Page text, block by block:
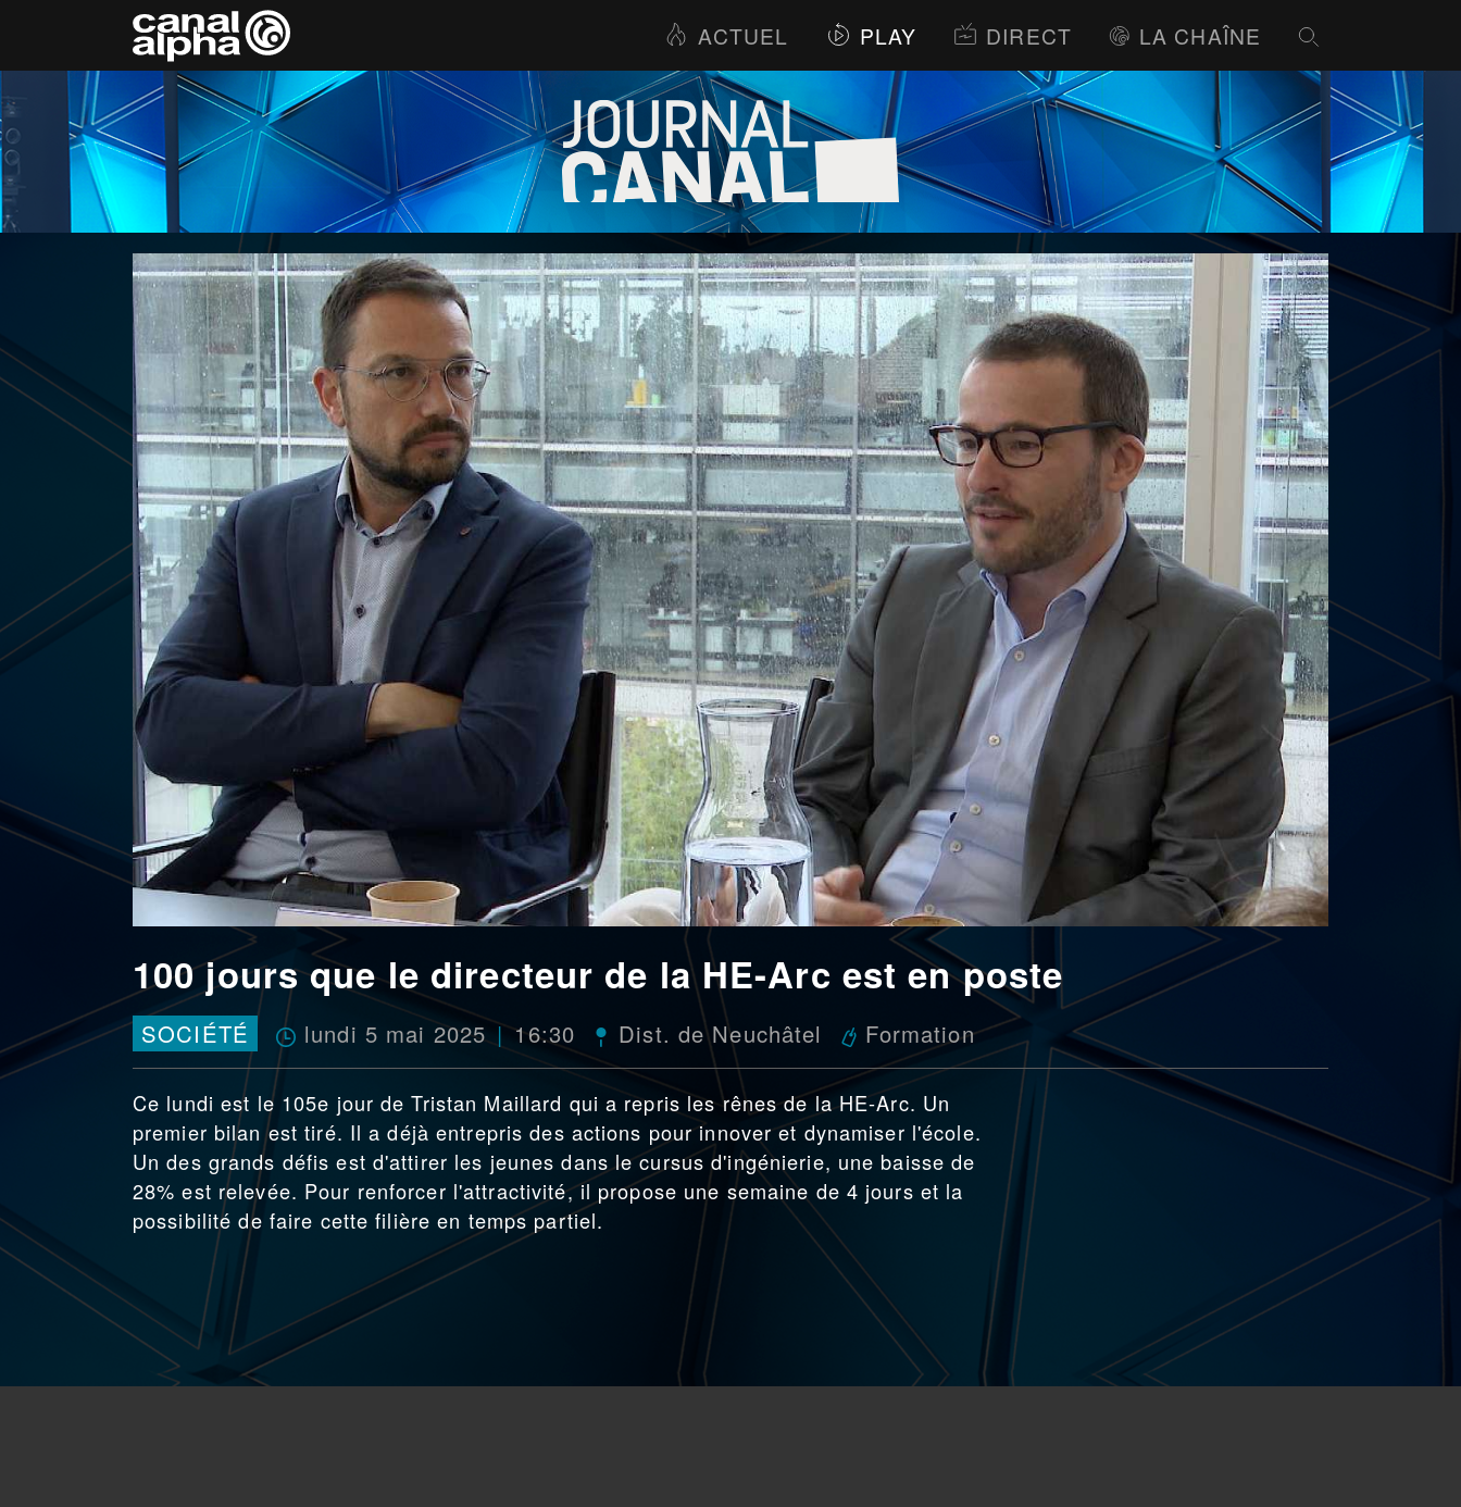
ACTUEL PLAY DIRECT LA CHAÎNE
100 jours que le directeur de la HE-Arc est en poste
SOCIÉTÉ lundi 5 mai 2025 16:30 Dist. de Neuchâtel Formation
Ce lundi est le 105e jour de Tristan Maillard qui a repris les rênes de la HE-Arc. Un
premier bilan est tiré. Il a déjà entrepris des actions pour innover et dynamiser l'école.
Un des grands défis est d'attirer les jeunes dans le cursus d'ingénierie, une baisse de
28% est relevée. Pour renforcer l'attractivité, il propose une semaine de 4 jours et la
possibilité de faire cette filière en temps partiel.